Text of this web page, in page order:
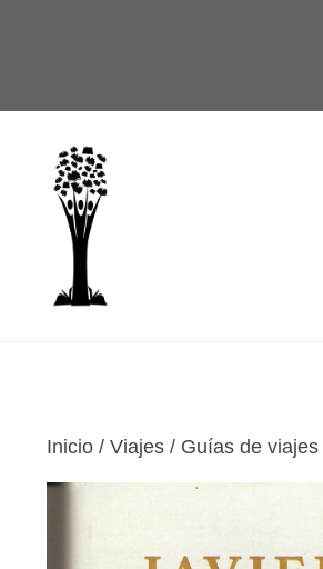
Inicio / Viajes / Guías de viajes